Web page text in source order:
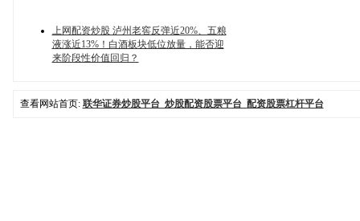
上网配资炒股 泸州老窖反弹近20%、五粮
液涨近13%！白酒板块低位放量，能否迎
来阶段性价值回归？
查看网站首页: 联华证券炒股平台_炒股配资股票平台_配资股票杠杆平台